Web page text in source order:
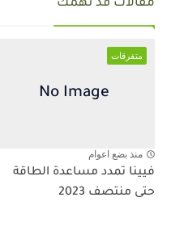
مقالات قد تهمك
متفرقات
منذ بضع اعوام
فيينا تمدد مساعدة الطاقة
حتى منتصف 2023